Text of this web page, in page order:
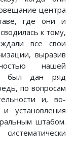
центра
где они и
к тому,
все свои
выразив
нашей
был дан ряд
по вопросам
и, во-
установления
штабом.